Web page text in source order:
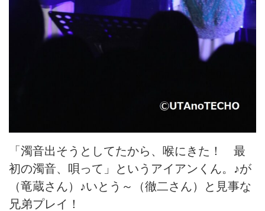
「濁音出そうとしてたから、喉にきた！ 最
初の濁音、唄って」というアイアンくん。♪が
（竜蔵さん）♪いとう～（徹二さん）と見事な
兄弟プレイ！